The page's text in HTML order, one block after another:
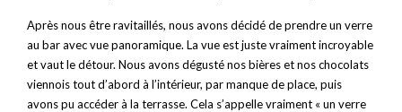
Après nous être ravitaillés, nous avons décidé de prendre un verre
au bar avec vue panoramique. La vue est juste vraiment incroyable
et vaut le détour. Nous avons dégusté nos bières et nos chocolats
viennois tout d’abord à l’intérieur, par manque de place, puis
avons pu accéder à la terrasse. Cela s’appelle vraiment « un verre